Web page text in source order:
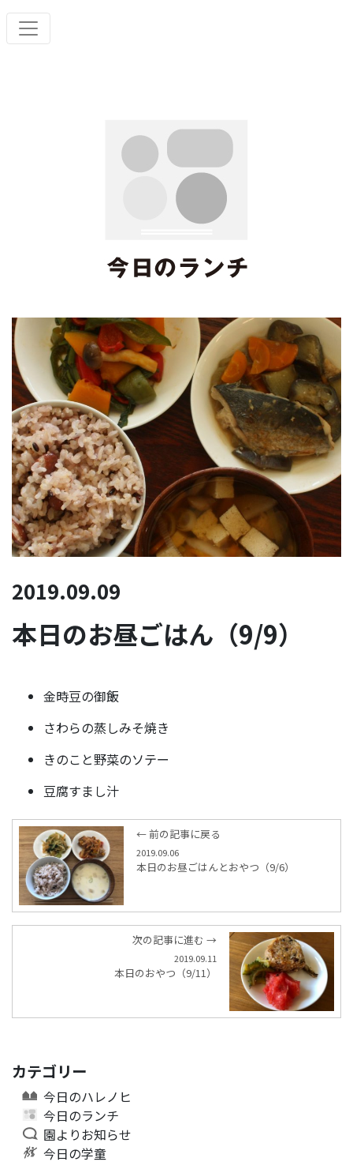
2019.09.09
本日のお昼ごはん（9/9）
金時豆の御飯
さわらの蒸しみそ焼き
きのこと野菜のソテー
豆腐すまし汁
← 前の記事に戻る
2019.09.06
本日のお昼ごはんとおやつ（9/6）
次の記事に進む →
2019.09.11
本日のおやつ（9/11）
カテゴリー
今日のハレノヒ
今日のランチ
園よりお知らせ
今日の学童